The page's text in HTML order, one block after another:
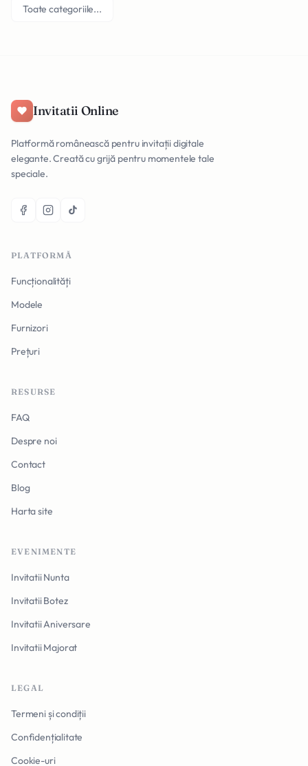
Toate categoriile...
Invitatii Online
Platformă românească pentru invitații digitale
elegante. Creată cu grijă pentru momentele tale
speciale.
PLATFORMĂ
Funcționalități
Modele
Furnizori
Prețuri
RESURSE
FAQ
Despre noi
Contact
Blog
Harta site
EVENIMENTE
Invitatii Nunta
Invitatii Botez
Invitatii Aniversare
Invitatii Majorat
LEGAL
Termeni și condiții
Confidențialitate
Cookie-uri